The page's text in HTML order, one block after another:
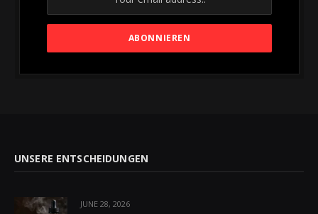
UNSERE ENTSCHEIDUNGEN
JUNE 28, 2026